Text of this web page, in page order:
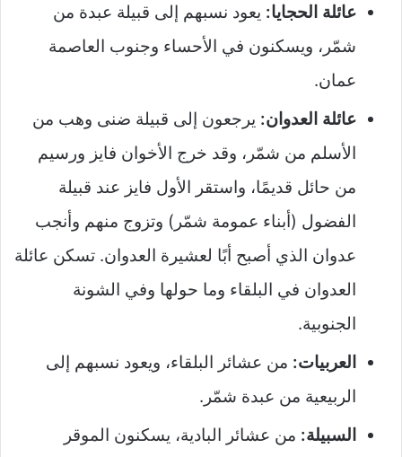
عائلة الحجايا: يعود نسبهم إلى قبيلة عبدة من
شمّر، ويسكنون في الأحساء وجنوب العاصمة
عمان.
عائلة العدوان: يرجعون إلى قبيلة ضنى وهب من
الأسلم من شمّر، وقد خرج الأخوان فايز ورسيم
من حائل قديمًا، واستقر الأول فايز عند قبيلة
الفضول (أبناء عمومة شمّر) وتزوج منهم وأنجب
عدوان الذي أصبح أبًا لعشيرة العدوان. تسكن عائلة
العدوان في البلقاء وما حولها وفي الشونة
الجنوبية.
العربيات: من عشائر البلقاء، ويعود نسبهم إلى
الربيعية من عبدة شمّر.
السبيلة: من عشائر البادية، يسكنون الموقر